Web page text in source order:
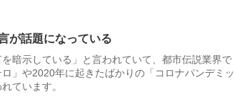
が話題になっている
暗示している」と言われていて、都市伝説業界で
」や2020年に起きたばかりの「コロナパンデミッ
ています。